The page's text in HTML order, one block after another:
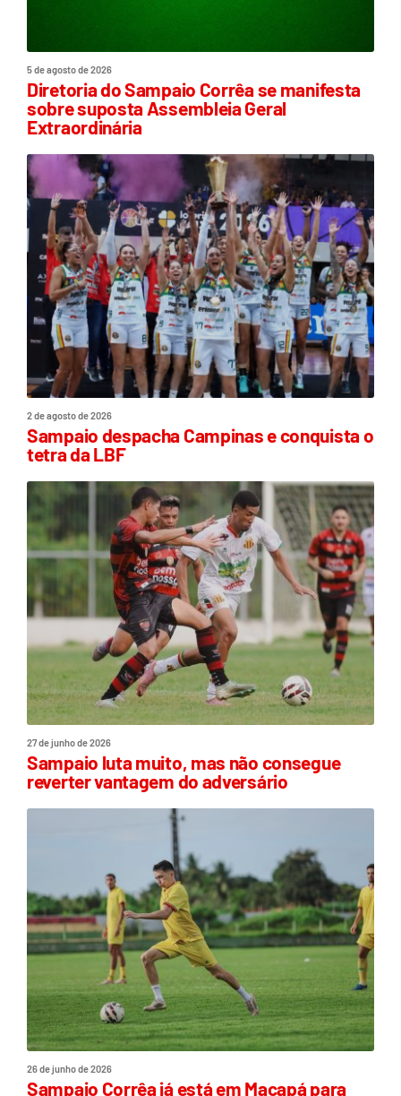
5 de agosto de 2026
Diretoria do Sampaio Corrêa se manifesta
sobre suposta Assembleia Geral
Extraordinária
2 de agosto de 2026
Sampaio despacha Campinas e conquista o
tetra da LBF
27 de junho de 2026
Sampaio luta muito, mas não consegue
reverter vantagem do adversário
26 de junho de 2026
Sampaio Corrêa já está em Macapá para